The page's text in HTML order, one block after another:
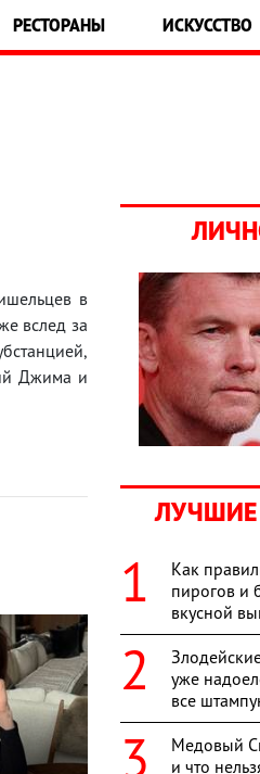
РЕСТОРАНЫ ИСКУССТВО
в
вслед за
Джима и
Как
пирогов и
вкусной
уже
все
Медовый
и что